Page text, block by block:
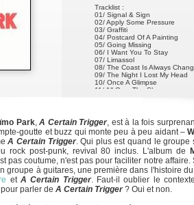
Tracklist :
01/ Signal & Sign
02/ Apply Some Pressure
03/ Graffiti
04/ Postcard Of A Painting
05/ Going Missing
06/ I Want You To Stay
07/ Limassol
08/ The Coast Is Always
09/ The Night I Lost My Head
10/ Once A Glimpse
11/ All Over The Shop
Park, A Certain Trigger, est à la fois
goutte et buzz qui monte peu à peu aidant –
A Certain Trigger. Qui plus est quand le groupe
rock post-punk, revival 80 inclus. L'album de
pas coutume, n'est pas pour faciliter notre affaire.
groupe à guitares, une première dans l'histoire
etA Certain Trigger. Faut-il oublier le
pour parler de A Certain Trigger? Oui et non.